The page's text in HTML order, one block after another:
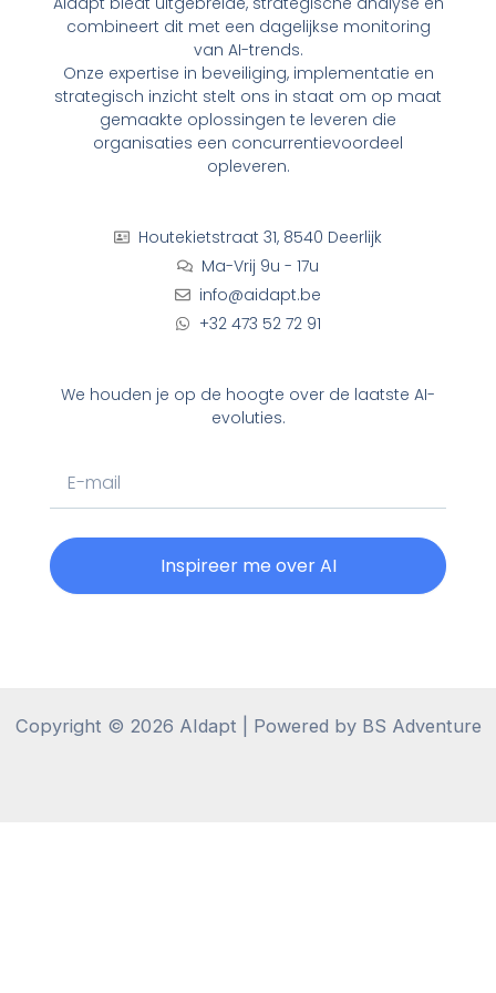
combineert dit met een dagelijkse monitoring
van AI-trends.
Onze expertise in beveiliging, implementatie en
strategisch inzicht stelt ons in staat om op maat
gemaakte oplossingen te leveren die
organisaties een concurrentievoordeel
opleveren.
Houtekietstraat 31, 8540 Deerlijk
Ma-Vrij 9u - 17u
info@aidapt.be
+32 473 52 72 91
We houden je op de hoogte over de laatste AI-
evoluties.
Inspireer me over AI
Copyright © 2026 AIdapt | Powered by BS Adventure